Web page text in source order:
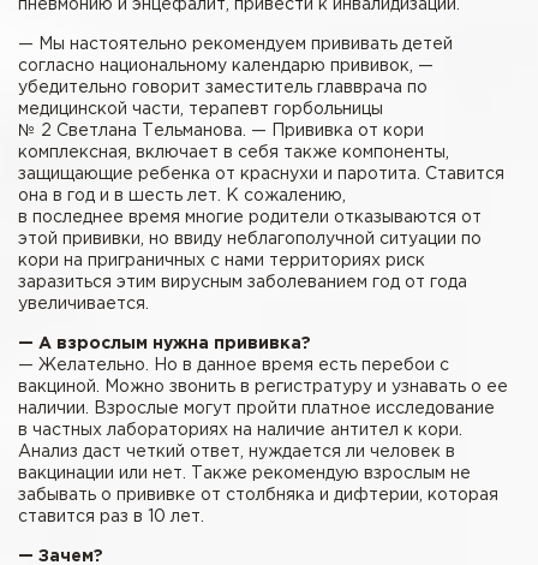
пневмонию и энцефалит, привести к инвалидизации.
— Мы настоятельно рекомендуем прививать детей
согласно национальному календарю прививок, —
убедительно говорит заместитель главврача по
медицинской части, терапевт горбольницы
№ 2 Светлана Тельманова. — Прививка от кори
комплексная, включает в себя также компоненты,
защищающие ребенка от краснухи и паротита. Ставится
она в год и в шесть лет. К сожалению,
в последнее время многие родители отказываются от
этой прививки, но ввиду неблагополучной ситуации по
кори на приграничных с нами территориях риск
заразиться этим вирусным заболеванием год от года
увеличивается.
— А взрослым нужна прививка?
— Желательно. Но в данное время есть перебои с
вакциной. Можно звонить в регистратуру и узнавать о ее
наличии. Взрослые могут пройти платное исследование
в частных лабораториях на наличие антител к кори.
Анализ даст четкий ответ, нуждается ли человек в
вакцинации или нет. Также рекомендую взрослым не
забывать о прививке от столбняка и дифтерии, которая
ставится раз в 10 лет.
— Зачем?